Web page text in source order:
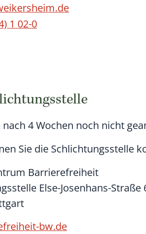
1 02-0
4 Wochen noch nicht
Sie die Schlichtungsstelle
Barrierefreiheit
Else-Josenhans-Straße
bw.de